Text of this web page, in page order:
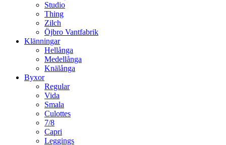
Studio
Thing
Zilch
Öjbro Vantfabrik
Klänningar
Hellånga
Medellånga
Knälånga
Byxor
Regular
Vida
Smala
Culottes
7/8
Capri
Leggings